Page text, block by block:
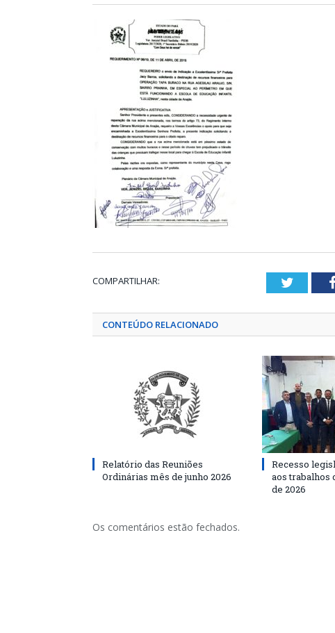
COMPARTILHAR: Twitter
CONTEÚDO RELACIONADO
Relatório das Reuniões
Ordinárias mês de junho 2026
Recesso
aos trabalhos
de 2026
Os comentários estão fechados.